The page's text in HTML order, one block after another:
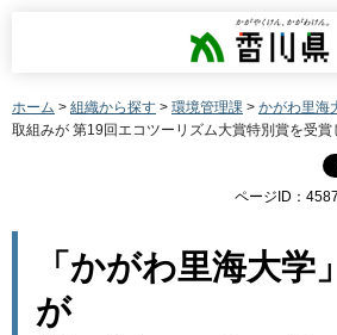
香川県
ホーム > 組織から探す > 環境管理課 > かがわ里海
取組みが 第19回エコツーリズム大賞特別賞を受賞
ページID：
「かがわ里海大学
が